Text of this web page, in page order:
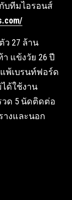
บทีมไอรอนส์
27 ล้าน
แข้งวัย 26 ปี
พ้เบรนท์ฟอร์ด
ด้ใช้งาน
ด 5 นัดติดต่อ
างและนอก